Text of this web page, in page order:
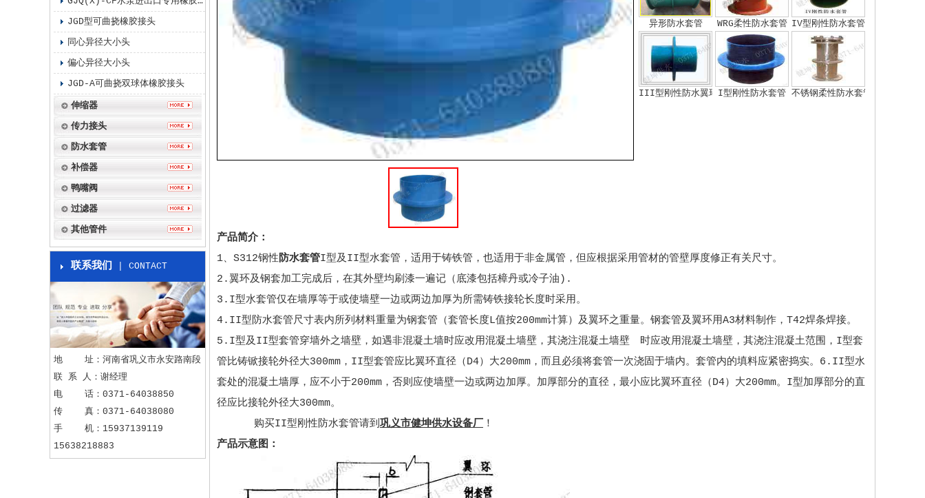
异形防水套管 WRG柔性防水套管 IV型刚性防水套管
III型刚性防水翼环 I型刚性防水套管 不锈钢柔性防水套管
产品简介：
1、S312钢性防水套管I型及II型水套管，适用于铸铁管，也适用于非金属管，但应根据采用管材的管壁厚度修正有关尺寸。
2.翼环及钢套加工完成后，在其外壁均刷漆一遍记（底漆包括樟丹或冷子油).
3.I型水套管仅在墙厚等于或使墙壁一边或两边加厚为所需铸铁接轮长度时采用。
4.II型防水套管尺寸表内所列材料重量为钢套管（套管长度L值按200mm计算）及翼环之重量。钢套管及翼环用A3材料制作，T42焊条焊接。
5.I型及II型套管穿墙外之墙壁，如遇非混凝土墙时应改用混凝土墙壁，其浇注混凝土墙壁 时应改用混凝土墙壁，其浇注混凝土范围，I型套
管比铸锨接轮外径大300mm，II型套管应比翼环直径（D4）大200mm，而且必须将套管一次浇固于墙内。套管内的填料应紧密捣实。6.II型水
套处的混凝土墙厚，应不小于200mm，否则应使墙壁一边或两边加厚。加厚部分的直径，最小应比翼环直径（D4）大200mm。I型加厚部分的直
径应比接轮外径大300mm。
购买II型刚性防水套管请到巩义市健坤供水设备厂
！
产品示意图：
JGD型可曲挠橡胶接头
同心异径大小头
偏心异径大小头
JGD-A可曲挠双球体橡胶接头
伸缩器
传力接头
防水套管
补偿器
鸭嘴阀
过滤器
其他管件
联系我们 | CONTACT
地 址：河南省巩义市永安路南段
联 系 人：谢经理
电 话：0371-64038850
传 真：0371-64038080
手 机：15937139119
15638218883